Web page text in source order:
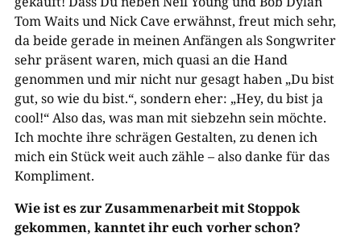
Tom Waits und Nick Cave erwähnst, freut mich sehr,
da beide gerade in meinen Anfängen als Songwriter
sehr präsent waren, mich quasi an die Hand
genommen und mir nicht nur gesagt haben „Du bist
gut, so wie du bist.“, sondern eher: „Hey, du bist ja
cool!“ Also das, was man mit siebzehn sein möchte.
Ich mochte ihre schrägen Gestalten, zu denen ich
mich ein Stück weit auch zähle – also danke für das
Kompliment.
Wie ist es zur Zusammenarbeit mit Stoppok
gekommen, kanntet ihr euch vorher schon?